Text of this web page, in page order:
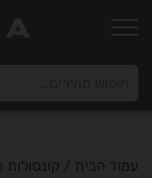
עמוד הבית /